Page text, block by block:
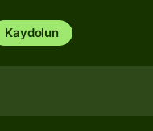
Kaydolun